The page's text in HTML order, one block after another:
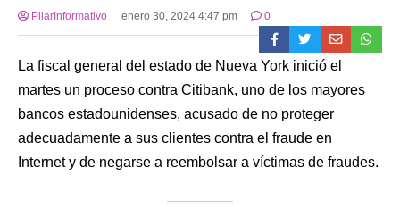
PilarInformativo enero 30, 2024 4:47 pm 0
La fiscal general del estado de Nueva York inició el
martes un proceso contra Citibank, uno de los mayores
bancos estadounidenses, acusado de no proteger
adecuadamente a sus clientes contra el fraude en
Internet y de negarse a reembolsar a víctimas de fraudes.